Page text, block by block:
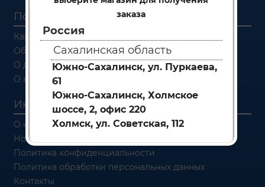
заказа
Россия
Сахалинская область
Южно-Сахалинск, ул. Пуркаева,
61
Южно-Сахалинск, Холмское
шоссе, 2, офис 220
Холмск, ул. Советская, 112
Покупателям
Как заказать
Об оплате
О доставке
О возврате
Информация
О компании
Новости
Политика конфиденциальности
Политика обработки персональных данных
Контакты